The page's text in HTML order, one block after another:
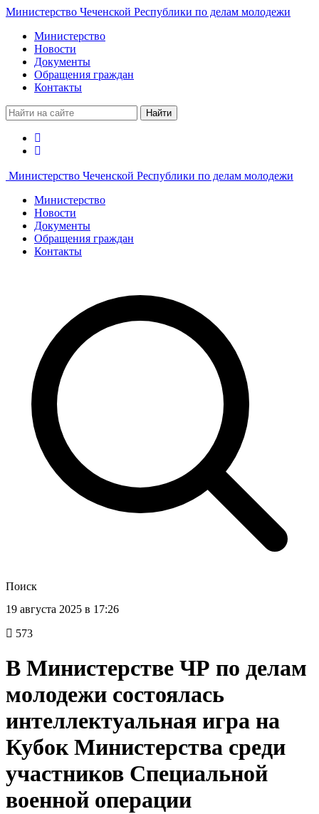
Министерство Чеченской Республики по делам молодежи
Министерство
Новости
Документы
Обращения граждан
Контакты
Найти
Министерство Чеченской Республики по делам молодежи
Министерство
Новости
Документы
Обращения граждан
Контакты
Поиск
19 августа 2025 в 17:26
573
В Министерстве ЧР по делам
молодежи состоялась
интеллектуальная игра на
Кубок Министерства среди
участников Специальной
военной операции